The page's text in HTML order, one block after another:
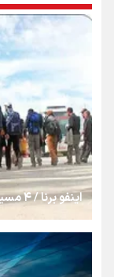
اینفو برنا / ۴ مسیر اصلی پیاده روی اربعین در عراق